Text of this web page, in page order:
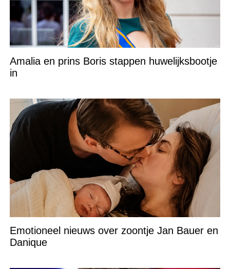
Amalia en prins Boris stappen huwelijksbootje
in
Emotioneel nieuws over zoontje Jan Bauer en
Danique